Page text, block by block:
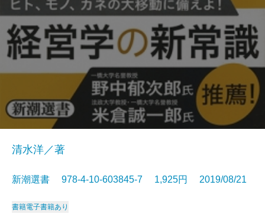
清水洋／著
新潮選書 978-4-10-603845-7 1,925円 2019/08/21
書籍電子書籍あり